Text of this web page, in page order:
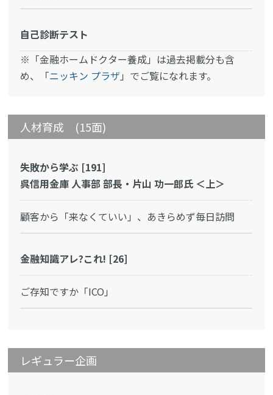
自己診断テスト
※「金融ホームドクター養成」は過去掲載分も含
め、「ニッキン プラザ 」でご覧になれます。
人材育成 (15面)
失敗から学ぶ [191]
呉信用金庫 人事部 部長・片山 功一郎氏 ＜上＞
顧客から「来なくていい」、あきらめず毎日訪問
金融知識アレ?これ! [26]
ご存知ですか「ICO」
レギュラー企画